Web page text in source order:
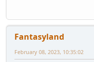
Fantasyland
February 08, 2023, 10:35:02